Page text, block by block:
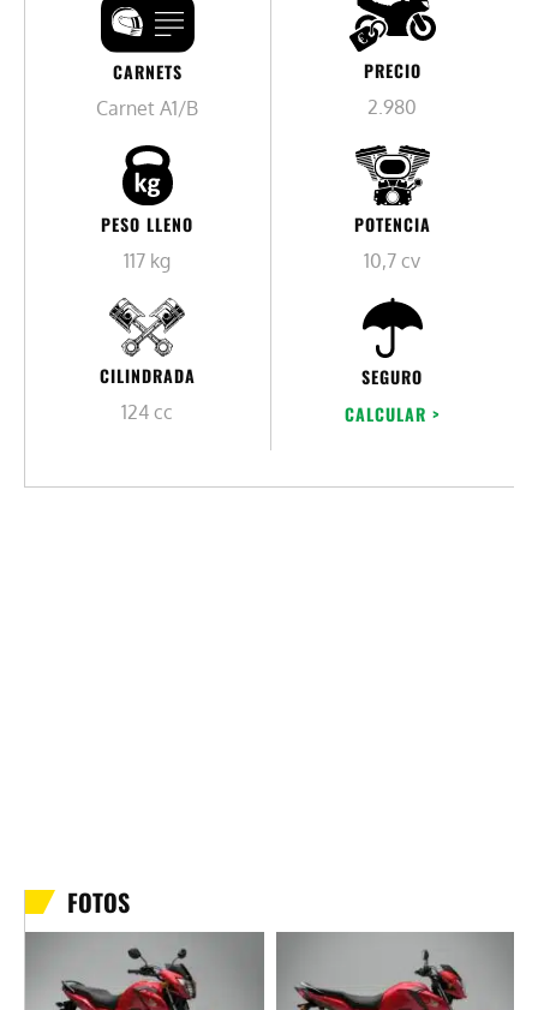
CARNETS
Carnet A1/B
PRECIO
2.980
PESO LLENO
117 kg
POTENCIA
10,7 cv
CILINDRADA
124 cc
SEGURO
CALCULAR >
FOTOS